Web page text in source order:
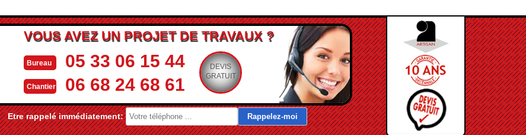
VOUS AVEZ UN PROJET DE TRAVAUX ?
Bureau 05 33 06 15 44
Chantier 06 68 24 68 61
DEVIS
GRATUIT
Etre rappelé immédiatement: